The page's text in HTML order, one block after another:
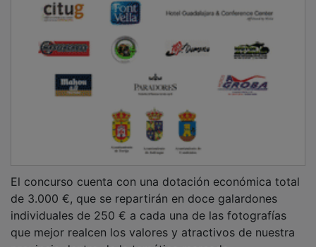
de 3.000 €, que se repartirán en doce galardones
individuales de 250 € a cada una de las fotografías
que mejor realcen los valores y atractivos de nuestra
provincia dentro de la temática marcada.